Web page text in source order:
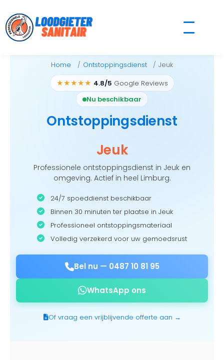
to
content
Home Ontstoppingsdienst Jeuk
★★★★★ 4.8/5 Google Reviews
Nu beschikbaar
Ontstoppingsdienst
Jeuk
Professionele ontstoppingsdienst in Jeuk en
omgeving. Actief in heel Limburg.
24/7 spoeddienst beschikbaar
Binnen 30 minuten ter plaatse in Jeuk
Professioneel ontstoppingsmateriaal
Volledig verzekerd voor uw gemoedsrust
Bel nu — 0487 10 81 95
WhatsApp ons
Of vraag een vrijblijvende offerte aan →